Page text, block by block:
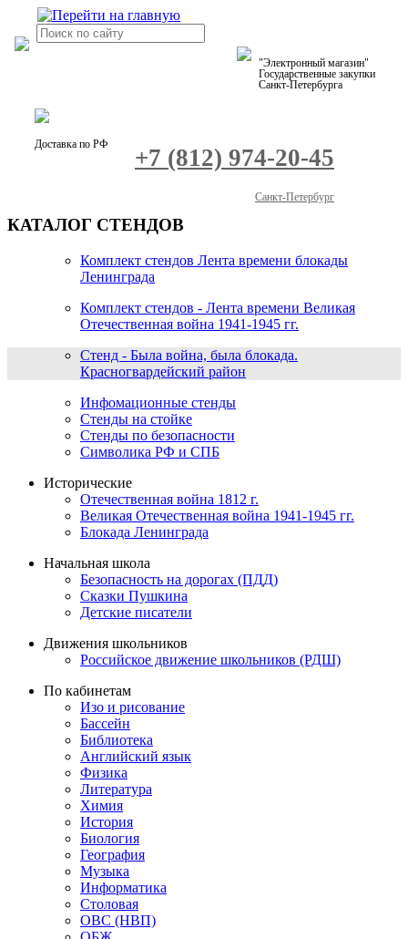
"Электронный магазин"
Государственные закупки
Санкт-Петербурга
Доставка по РФ +7 (812) 974-20-45
Санкт-Петербург
КАТАЛОГ СТЕНДОВ
Комплект стендов Лента времени блокады
Ленинграда
Комплект стендов - Лента времени Великая
Отечественная война 1941-1945 гг.
Стенд - Была война, была блокада.
Красногвардейский район
Инфомационные стенды
Стенды на стойке
Стенды по безопасности
Символика РФ и СПБ
Исторические
Отечественная война 1812 г.
Великая Отечественная война 1941-1945 гг.
Блокада Ленинграда
Начальная школа
Безопасность на дорогах (ПДД)
Сказки Пушкина
Детские писатели
Движения школьников
Российское движение школьников (РДШ)
По кабинетам
Изо и рисование
Бассейн
Библиотека
Английский язык
Физика
Литература
Химия
История
Биология
География
Музыка
Информатика
Столовая
ОВС (НВП)